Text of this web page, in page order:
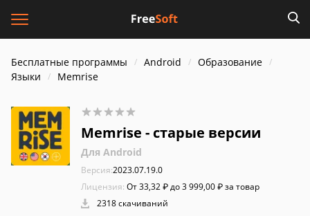
Бесплатные программы Android
Образование
Языки
Memrise
Memrise - старые версии
Для Android
Версия:2023.07.19.0
Лицензия: От 33,32 ₽ до 3 999,00 ₽ за товар
2318 скачиваний